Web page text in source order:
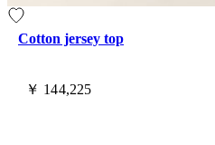
Cotton jersey top
￥ 144,225